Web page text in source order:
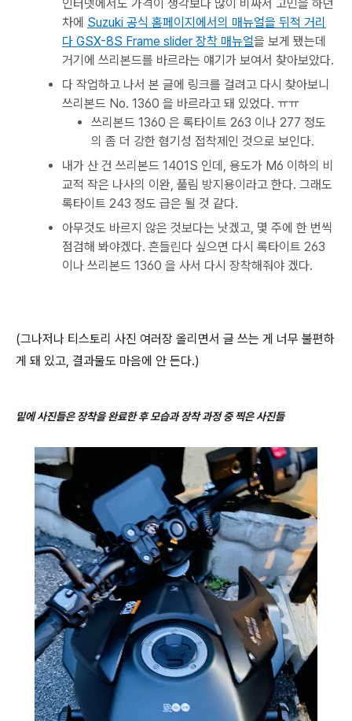
인터넷에서도 가격이 생각보다 많이 비싸서 고민을 하던
차에 Suzuki 공식 홈페이지에서의 매뉴얼을 뒤적 거리
다 GSX-8S Frame slider 장착 매뉴얼을 보게 됐는데
거기에 쓰리본드를 바르라는 얘기가 보여서 찾아보았다.
다 작업하고 나서 본 글에 링크를 걸려고 다시 찾아보니
쓰리본드 No. 1360 을 바르라고 돼 있었다. ㅠㅠ
쓰리본드 1360 은 록타이트 263 이나 277 정도
의 좀 더 강한 혐기성 접착제인 것으로 보인다.
내가 산 건 쓰리본드 1401S 인데, 용도가 M6 이하의 비
교적 작은 나사의 이완, 풀림 방지용이라고 한다. 그래도
록타이트 243 정도 급은 될 것 같다.
아무것도 바르지 않은 것보다는 낫겠고, 몇 주에 한 번씩
점검해 봐야겠다. 흔들린다 싶으면 다시 록타이트 263
이나 쓰리본드 1360 을 사서 다시 장착해줘야 겠다.
(그나저나 티스토리 사진 여러장 올리면서 글 쓰는 게 너무 불편하
게 돼 있고, 결과물도 마음에 안 든다.)
밑에 사진들은 장착을 완료한 후 모습과 장착 과정 중 찍은 사진들